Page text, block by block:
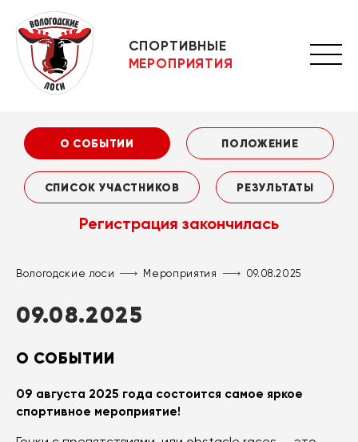
СПОРТИВНЫЕ
МЕРОПРИЯТИЯ
Вологодские лоси Мероприятия 09.08.2025
09.08.2025
О СОБЫТИИ
09 августа 2025 года состоится самое яркое
спортивное мероприятие!
О СОБЫТИИ ПОЛОЖЕНИЕ
СПИСОК УЧАСТНИКОВ РЕЗУЛЬТАТЫ
Регистрация закончилась